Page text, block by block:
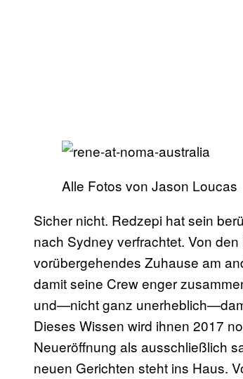
Alle Fotos von Jason Loucas
Sicher nicht. Redzepi hat sein
nach Sydney verfrachtet. Von
vorübergehendes Zuhause am
damit seine Crew enger
und—nicht ganz
Dieses Wissen wird ihnen 2017
Neueröffnung als ausschließlich
neuen Gerichten steht ins Haus.